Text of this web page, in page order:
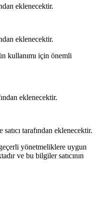
eklenecektir.
eklenecektir.
kullanımı için önemli
eklenecektir.
tarafından eklenecektir.
yönetmeliklere uygun
ve bu bilgiler satıcının